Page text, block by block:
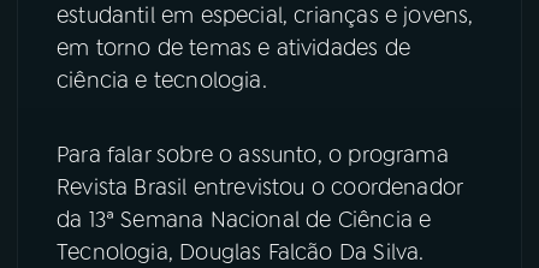
06VIDEOCASTS
FESTIVAL DE MÚSICA
ACOMPANHE A RÁDIO NACIONAL
estudantil em especial, crianças e jovens,
em torno de temas e atividades de
ciência e tecnologia.
Para falar sobre o assunto, o programa
Revista Brasil entrevistou o coordenador
da 13ª Semana Nacional de Ciência e
Tecnologia, Douglas Falcão Da Silva.